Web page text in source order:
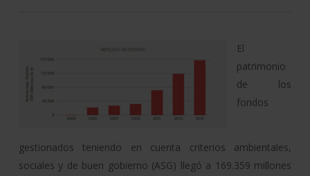
El
patrimonio
de los
fondos
gestionados teniendo en cuenta criterios ambientales,
sociales y de buen gobierno (ASG) llegó a 169.359 millones